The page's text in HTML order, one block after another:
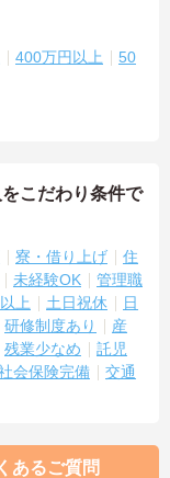
400万円以上
50
こだわり条件で
寮・借り上げ
住
未経験OK
管理職
上 土日祝休
日
研修制度あり
産
残業少なめ
託児
会保険完備
交通
あるご質問